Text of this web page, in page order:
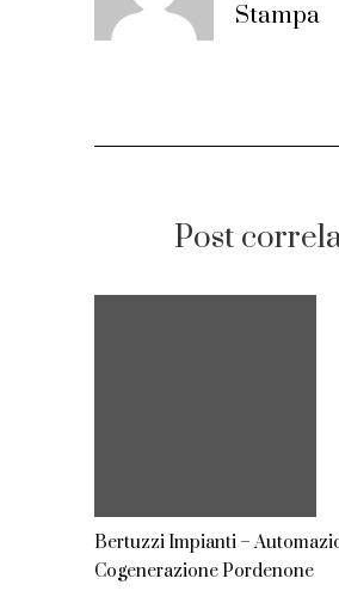
Stampa
Post
Bertuzzi Impianti –
Cogenerazione Pordenone